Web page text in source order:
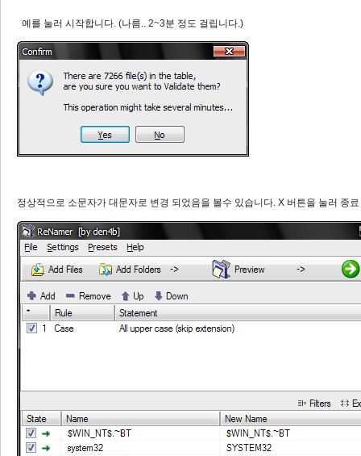
예를 눌러 시작합니다. (나름.. 2~3분 정도 걸립니다.)
정상적으로 소문자가 대문자로 변경 되었음을 볼수 있습니다. X 버튼을 눌러 종